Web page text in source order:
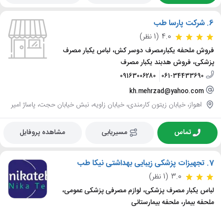
6. شرکت پارسا طب
4.0 (1 نظر)
فروش ملحفه یکبارمصرف دوسر کش، لباس یکبار مصرف
پزشکی، فروش هدبند یکبار مصرف
061-34433690
09163006280
kh.mehrzad@yahoo.com
اهواز، خیابان زیتون کارمندی، خیابان زاویه، نبش خیابان حجت، پاساژ امیر
تماس مسیریابی مشاهده پروفایل
7. تجهیزات پزشکی زیبایی بهداشتی نیکا طب
3.0 (1 نظر)
لباس یکبار مصرف پزشکی، لوازم مصرفی پزشکی عمومی،
ملحفه بیمار، ملحفه بیمارستانی